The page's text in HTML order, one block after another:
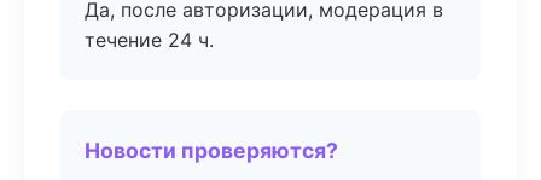
Да, после авторизации, модерация в
течение 24 ч.
Новости проверяются?